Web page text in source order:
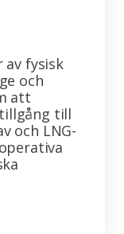
av fysisk
och
att
till
och LNG-